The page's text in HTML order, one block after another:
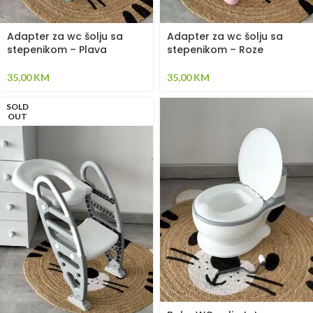
Adapter za wc šolju sa
stepenikom – Plava
35,00KM
Adapter za wc šolju sa
stepenikom – Roze
35,00KM
SOLD
OUT